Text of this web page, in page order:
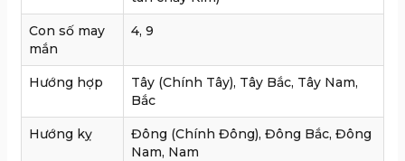
Con số may
mắn
4, 9
Hướng hợp
Tây (Chính Tây), Tây Bắc, Tây Nam,
Bắc
Hướng kỵ
Đông (Chính Đông), Đông Bắc, Đông
Nam, Nam